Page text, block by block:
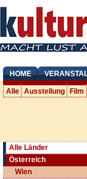
HOME
Alle Ausstellung Film
Alle Länder
Österreich
Wien